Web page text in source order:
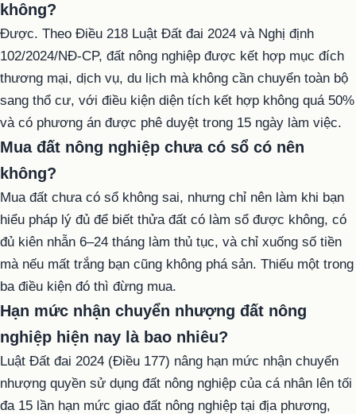
không?
Được. Theo Điều 218 Luật Đất đai 2024 và Nghị định
102/2024/NĐ-CP, đất nông nghiệp được kết hợp mục đích
thương mại, dịch vụ, du lịch mà không cần chuyển toàn bộ
sang thổ cư, với điều kiện diện tích kết hợp không quá 50%
và có phương án được phê duyệt trong 15 ngày làm việc.
Mua đất nông nghiệp chưa có sổ có nên
không?
Mua đất chưa có sổ không sai, nhưng chỉ nên làm khi bạn
hiểu pháp lý đủ để biết thửa đất có làm sổ được không, có
đủ kiên nhẫn 6–24 tháng làm thủ tục, và chỉ xuống số tiền
mà nếu mất trắng bạn cũng không phá sản. Thiếu một trong
ba điều kiện đó thì đừng mua.
Hạn mức nhận chuyển nhượng đất nông
nghiệp hiện nay là bao nhiêu?
Luật Đất đai 2024 (Điều 177) nâng hạn mức nhận chuyển
nhượng quyền sử dụng đất nông nghiệp của cá nhân lên tối
đa 15 lần hạn mức giao đất nông nghiệp tại địa phương,